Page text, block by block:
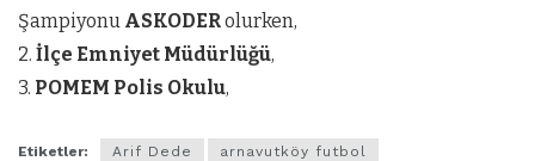
Şampiyonu ASKODERolurken,
2. İlçe Emniyet Müdürlüğü,
3. POMEM Polis Okulu,
Etiketler: Arif Dede
arnavutköy futbol